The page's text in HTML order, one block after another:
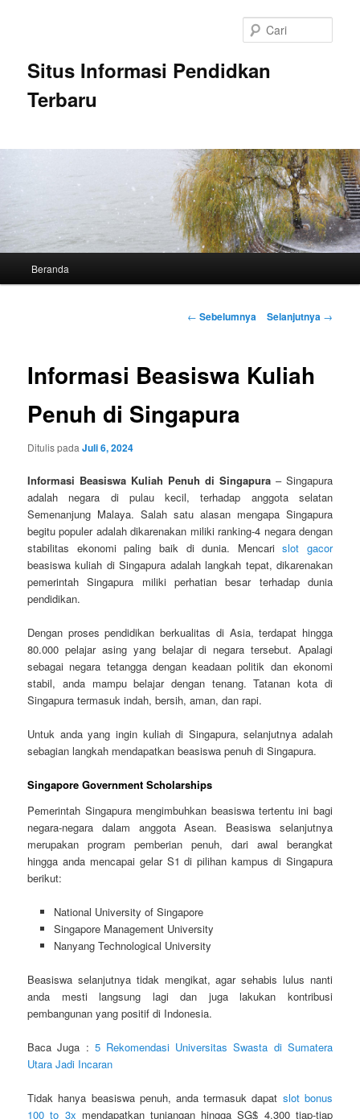
Situs Informasi Pendidkan
Terbaru
Beranda
Navigasi
← Sebelumnya Selanjutnya →
Informasi Beasiswa Kuliah
Penuh di Singapura
Ditulis padaJuli 6, 2024
Informasi Beasiswa Kuliah Penuh di Singapura– Singapura
adalah negara di pulau kecil, terhadap anggota selatan
Semenanjung Malaya. Salah satu alasan mengapa Singapura
begitu populer adalah dikarenakan miliki ranking-4 negara dengan
stabilitas ekonomi paling baik di dunia. Mencarislot gacor
beasiswa kuliah di Singapura adalah langkah tepat, dikarenakan
pemerintah Singapura miliki perhatian besar terhadap dunia
pendidikan.
Dengan proses pendidikan berkualitas di Asia, terdapat hingga
80.000 pelajar asing yang belajar di negara tersebut. Apalagi
sebagai negara tetangga dengan keadaan politik dan ekonomi
stabil, anda mampu belajar dengan tenang. Tatanan kota di
Singapura termasuk indah, bersih, aman, dan rapi.
Untuk anda yang ingin kuliah di Singapura, selanjutnya adalah
sebagian langkah mendapatkan beasiswa penuh di Singapura.
Singapore Government Scholarships
Pemerintah Singapura mengimbuhkan beasiswa tertentu ini bagi
negara-negara dalam anggota Asean. Beasiswa selanjutnya
merupakan program pemberian penuh, dari awal berangkat
hingga anda mencapai gelar S1 di pilihan kampus di Singapura
berikut:
National University of Singapore
Singapore Management University
Nanyang Technological University
Beasiswa selanjutnya tidak mengikat, agar sehabis lulus nanti
anda mesti langsung lagi dan juga lakukan kontribusi
pembangunan yang positif di Indonesia.
Baca Juga : 5 Rekomendasi Universitas Swasta di Sumatera
Utara Jadi Incaran
Tidak hanya beasiswa penuh, anda termasuk dapat slot bonus
100 to 3x mendapatkan tunjangan hingga SG$ 4.300 tiap-tiap